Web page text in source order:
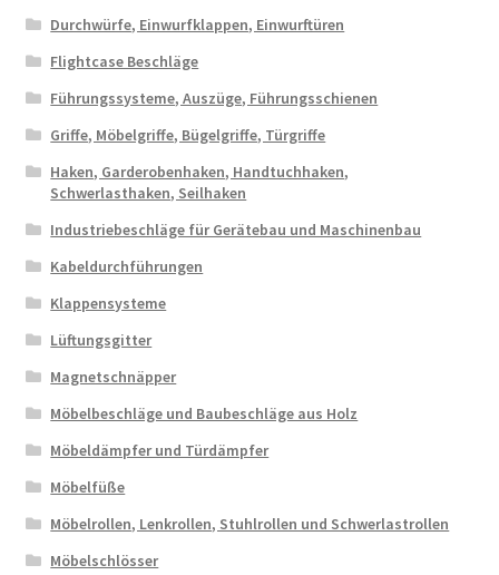
Durchwürfe, Einwurfklappen, Einwurftüren
Flightcase Beschläge
Führungssysteme, Auszüge, Führungsschienen
Griffe, Möbelgriffe, Bügelgriffe, Türgriffe
Haken, Garderobenhaken, Handtuchhaken,
Schwerlasthaken, Seilhaken
Industriebeschläge für Gerätebau und Maschinenbau
Kabeldurchführungen
Klappensysteme
Lüftungsgitter
Magnetschnäpper
Möbelbeschläge und Baubeschläge aus Holz
Möbeldämpfer und Türdämpfer
Möbelfüße
Möbelrollen, Lenkrollen, Stuhlrollen und Schwerlastrollen
Möbelschlösser